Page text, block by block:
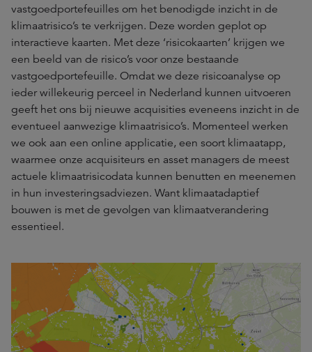
vastgoedportefeuilles om het benodigde inzicht in de
klimaatrisico’s te verkrijgen. Deze worden geplot op
interactieve kaarten. Met deze ‘risicokaarten’ krijgen we
een beeld van de risico’s voor onze bestaande
vastgoedportefeuille. Omdat we deze risicoanalyse op
ieder willekeurig perceel in Nederland kunnen uitvoeren
geeft het ons bij nieuwe acquisities eveneens inzicht in de
eventueel aanwezige klimaatrisico’s. Momenteel werken
we ook aan een online applicatie, een soort klimaatapp,
waarmee onze acquisiteurs en asset managers de meest
actuele klimaatrisicodata kunnen benutten en meenemen
in hun investeringsadviezen. Want klimaatadaptief
bouwen is met de gevolgen van klimaatverandering
essentieel.